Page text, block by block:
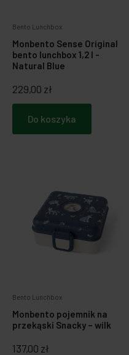
Bento Lunchbox
Monbento Sense Original
bento lunchbox 1,2 l -
Natural Blue
229,00 zł
Do koszyka
Bento Lunchbox
Monbento pojemnik na
przekąski Snacky – wilk
137,00 zł
Zabawki dla psa
Breloczki, zawieszki, magnesy
LOQI torby i plecaki
Japońska papeteria
Notatniki i notesy
Spinacze i zakładki
Dookoła świata